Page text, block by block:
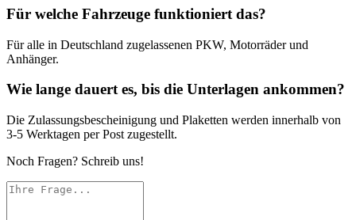
Für welche Fahrzeuge funktioniert das?
Für alle in Deutschland zugelassenen PKW, Motorräder und
Anhänger.
Wie lange dauert es, bis die Unterlagen ankommen?
Die Zulassungsbescheinigung und Plaketten werden innerhalb von
3-5 Werktagen per Post zugestellt.
Noch Fragen? Schreib uns!